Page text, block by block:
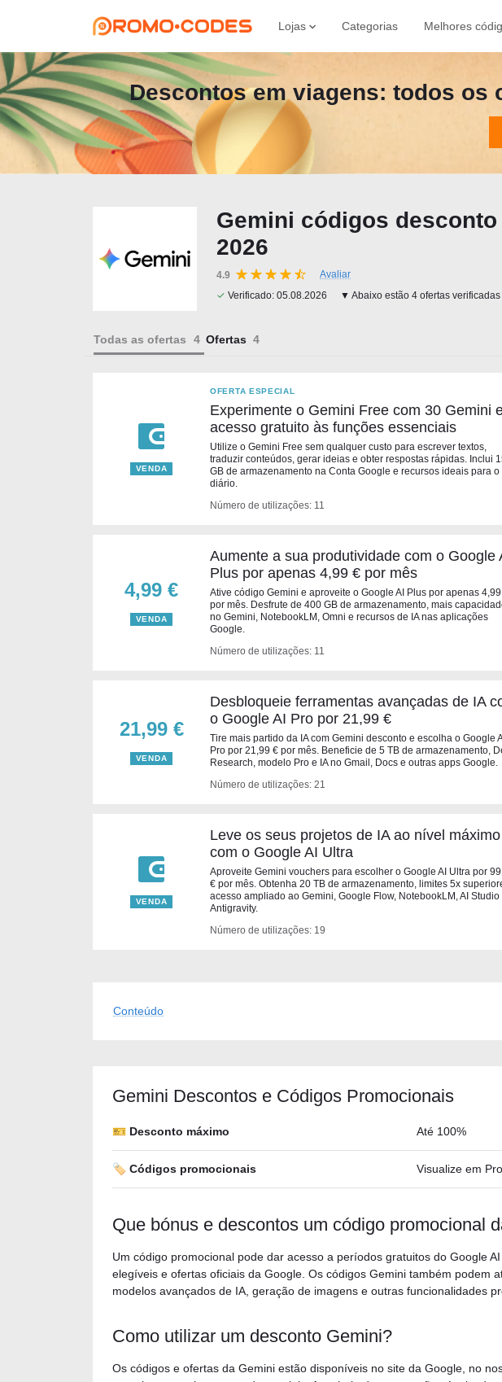
Lojas Categorias Melhores
Descontos em viagens: todos
Gemini códigos
2026
4.9
Avaliar
✓ Verificado: 05.08.2026 ▼ Abaixo estão 4 ofertas verificadas
Todas as ofertas Ofertas
VENDA
OFERTA ESPECIAL
Experimente o Gemini Free com 30 Gemini
acesso gratuito às funções essenciais
Utilize o Gemini Free sem qualquer custo para escrever textos,
traduzir conteúdos, gerar ideias e obter respostas rápidas. Inclui
GB de armazenamento na Conta Google e recursos ideais para o
diário.
Número de utilizações: 11
4,99 €
VENDA
Aumente a sua produtividade com o Google
Plus por apenas 4,99 € por mês
Ative código Gemini e aproveite o Google AI Plus por apenas
por mês. Desfrute de 400 GB de armazenamento, mais
no Gemini, NotebookLM, Omni e recursos de IA nas aplicações
Google.
Número de utilizações: 11
21,99 €
VENDA
Desbloqueie ferramentas avançadas de IA
o Google AI Pro por 21,99 €
Tire mais partido da IA com Gemini desconto e escolha o Google
Pro por 21,99 € por mês. Beneficie de 5 TB de armazenamento,
Research, modelo Pro e IA no Gmail, Docs e outras apps Google.
Número de utilizações: 21
VENDA
Leve os seus projetos de IA ao nível máximo
com o Google AI Ultra
Aproveite Gemini vouchers para escolher o Google AI Ultra por
€ por mês. Obtenha 20 TB de armazenamento, limites 5x
acesso ampliado ao Gemini, Google Flow, NotebookLM, AI Studio
Antigravity.
Número de utilizações: 19
Conteúdo
Gemini Descontos e Códigos Promocionais
🎫 Desconto máximo Até 100%
🏷️ Códigos promocionais Visualize em
Que bónus e descontos um código promocional
Um código promocional pode dar acesso a períodos gratuitos do Google
elegíveis e ofertas oficiais da Google. Os códigos Gemini também podem
modelos avançados de IA, geração de imagens e outras funcionalidades
Como utilizar um desconto Gemini?
Os códigos e ofertas da Gemini estão disponíveis no site da Google, no